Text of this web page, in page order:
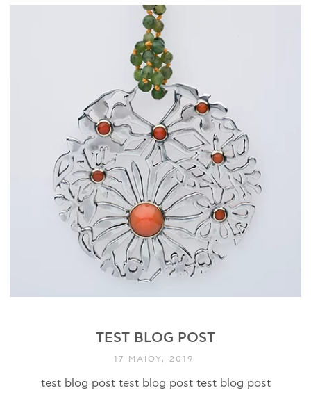
TEST BLOG POST
17 ΜΑΪ́ΟΥ, 2019
test blog post test blog post test blog post